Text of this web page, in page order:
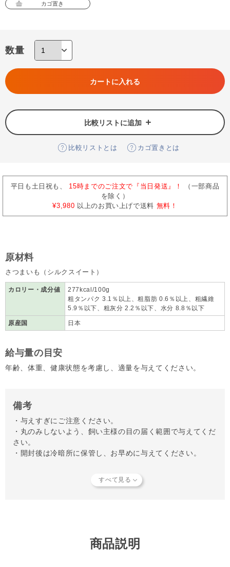
カゴ置き
数量
カートに入れる
比較リストに追加
比較リストとは カゴ置きとは
平日も土日祝も、 15時までのご注文で『当日発送』！
（一部商品
を除く）
¥3,980 以上のお買い上げで送料 無料！
原材料
さつまいも（シルクスイート）
カロリー・成分値
277kcal/100g
粗タンパク 3.1％以上、粗脂肪 0.6％以上、粗繊維
5.9％以下、粗灰分 2.2％以下、⽔分 8.8％以下
原産国 日本
給与量の目安
年齢、体重、健康状態を考慮し、適量を与えてください。
備考
・与えすぎにご注意ください。
・丸のみしないよう、飼い主様の目の届く範囲で与えてくだ
さい。
・開封後は冷暗所に保管し、お早めに与えてください。
当店では独自の安全基準を設け、原材料そのものの品質やパ
【キャンセルについてご注意】
本商品はご注文タイミングやご注文内容によっては、購入履
商品説明